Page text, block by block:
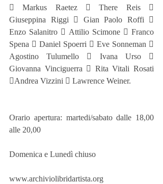
 Markus Raetez  There Reis 
Giuseppina Riggi  Gian Paolo Roffi 
Enzo Salanitro  Attilio Scimone  Franco
Spena  Daniel Spoerri  Eve Sonneman 
Agostino Tulumello  Ivana Urso 
Giovanna Vinciguerra  Rita Vitali Rosati
Andrea Vizzini  Lawrence Weiner.
Orario apertura: martedi/sabato dalle 18,00
alle 20,00
Domenica e Lunedì chiuso
www.archiviolibridartista.org